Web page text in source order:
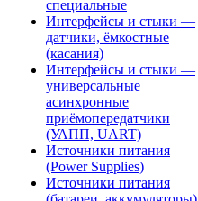
специальные
Интерфейсы и стыки —
датчики, ёмкостные
(касания)
Интерфейсы и стыки —
универсальные
асинхронные
приёмопередатчики
(УАПП, UART)
Источники питания
(Power Supplies)
Источники питания